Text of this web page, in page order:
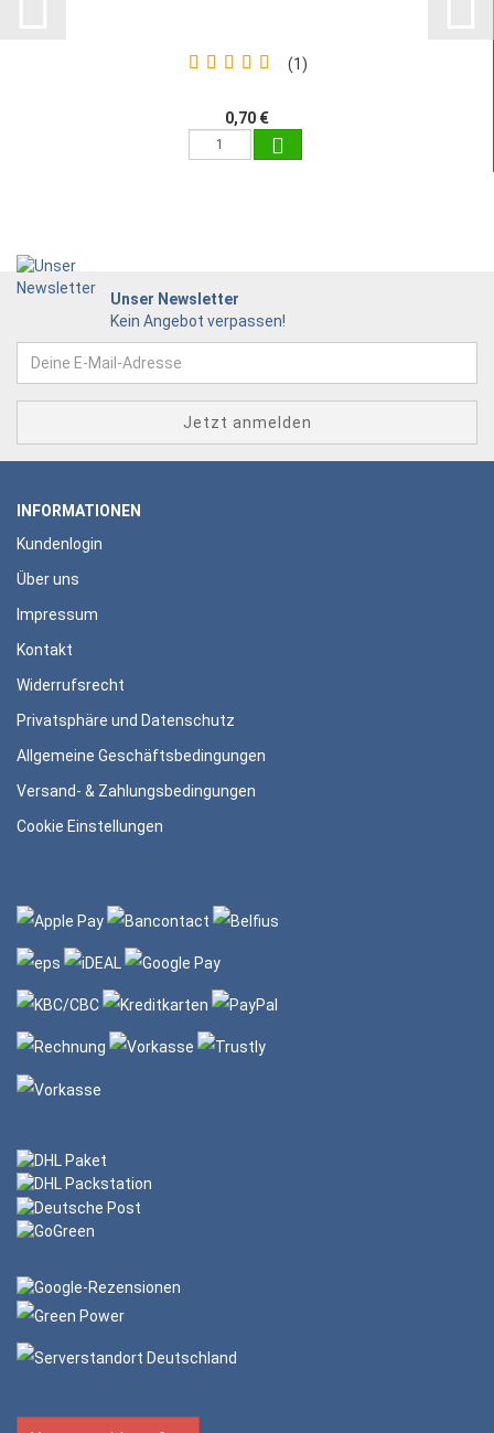
1
0,70 €
Unser Newsletter
Kein Angebot verpassen!
INFORMATIONEN
Kundenlogin
Über uns
Impressum
Kontakt
Widerrufsrecht
Privatsphäre und Datenschutz
Allgemeine Geschäftsbedingungen
Versand- & Zahlungsbedingungen
Cookie Einstellungen